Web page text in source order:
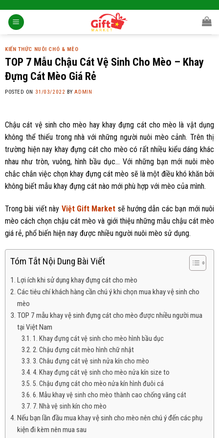
content
KIẾN THỨC NUÔI CHÓ & MÈO
TOP 7 Mẫu Chậu Cát Vệ Sinh Cho Mèo – Khay
Đựng Cát Mèo Giá Rẻ
POSTED ON 31/03/2022 BYADMIN
Chậu cát vệ sinh cho mèo hay khay đựng cát cho mèo là vật dụng
không thể thiếu trong nhà với những người nuôi mèo cảnh. Trên thị
trường hiện nay khay đựng cát cho mèo có rất nhiều kiểu dáng khác
nhau như tròn, vuông, hình bầu dục… Với những bạn mới nuôi mèo
chắc chắn việc chọn khay đựng cát mèo sẽ là một điều khó khăn bởi
không biết mẫu khay đựng cát nào mới phù hợp với mèo của mình.
Trong bài viết này Việt Gift Market sẽ hướng dẫn các bạn mới nuôi
mèo cách chọn chậu cát mèo và giới thiệu những mẫu chậu cát mèo
giá rẻ, phổ biến hiện nay được nhiều người nuôi mèo sử dụng.
Tóm Tắt Nội Dung Bài Viết
Lợi ích khi sử dụng khay đựng cát cho mèo
Các tiêu chí khách hàng cần chú ý khi chọn mua khay vệ sinh cho
mèo
TOP 7 mẫu khay vệ sinh đựng cát cho mèo được nhiều người mua
tại Việt Nam
1. Khay đựng cát vệ sinh cho mèo hình bầu dục
2. Chậu đựng cát mèo hình chữ nhật
3. Châu đựng cát vệ sinh nửa kín cho mèo
4. Khay đựng cát vệ sinh cho mèo nửa kín size to
5. Chậu đựng cát cho mèo nửa kín hình đuôi cá
6. Mẫu khay vệ sinh cho mèo thành cao chống văng cát
7. Nhà vệ sinh kín cho mèo
Nếu bạn lần đầu mua khay vệ sinh cho mèo nên chú ý đến các phụ
kiện đi kèm nên mua sau